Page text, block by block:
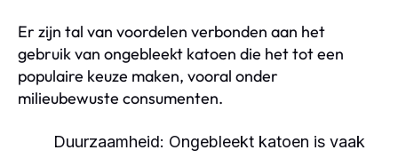
Er zijn tal van voordelen verbonden aan het
gebruik van ongebleekt katoen die het tot een
populaire keuze maken, vooral onder
milieubewuste consumenten.
Duurzaamheid: Ongebleekt katoen is vaak